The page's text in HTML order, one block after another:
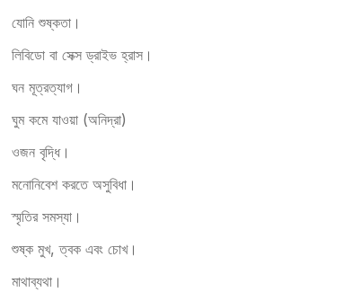
যোনি শুষ্কতা।
লিবিডো বা সেক্স ড্রাইভ হ্রাস।
ঘন মূত্রত্যাগ।
ঘুম কমে যাওয়া (অনিদ্রা)
ওজন বৃদ্ধি।
মনোনিবেশ করতে অসুবিধা।
স্মৃতির সমস্যা।
শুষ্ক মুখ, ত্বক এবং চোখ।
মাথাব্যথা।